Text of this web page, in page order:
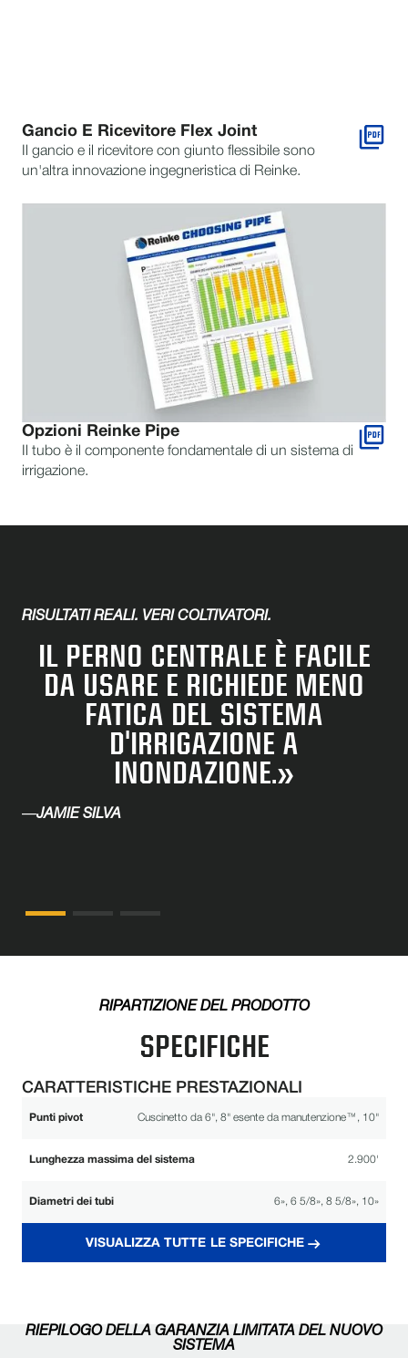
Gancio E Ricevitore Flex Joint
Il gancio e il ricevitore con giunto flessibile sono
un'altra innovazione ingegneristica di Reinke.
Opzioni Reinke Pipe
Il tubo è il componente fondamentale di un sistema di
irrigazione.
RISULTATI REALI. VERI COLTIVATORI.
IL PERNO CENTRALE È FACILE
DA USARE E RICHIEDE MENO
FATICA DEL SISTEMA
D'IRRIGAZIONE A
INONDAZIONE.»
—JAMIE SILVA
RIPARTIZIONE DEL PRODOTTO
SPECIFICHE
CARATTERISTICHE PRESTAZIONALI
Punti pivot Cuscinetto da 6", 8" esente da manutenzione™, 10"
Lunghezza massima del sistema 2.900'
Diametri dei tubi 6», 6 5/8», 8 5/8», 10»
Costruito per un funzionamento efficiente e
VISUALIZZA TUTTE LE SPECIFICHE
RIEPILOGO DELLA GARANZIA LIMITATA DEL NUOVO
SISTEMA